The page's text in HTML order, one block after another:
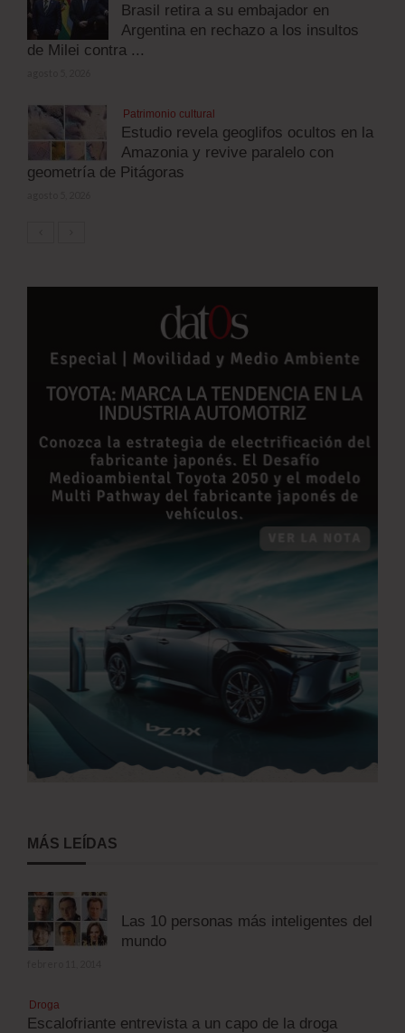
Brasil retira a su embajador en
Argentina en rechazo a los insultos
de Milei contra ...
Patrimonio cultural
Estudio revela geoglifos ocultos en la
Amazonia y revive paralelo con
geometría de Pitágoras
MÁS LEÍDAS
Las 10 personas más inteligentes del
mundo
Droga
Escalofriante entrevista a un capo de la droga